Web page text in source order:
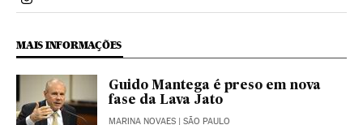
Politica El País Brasil en Instagram
MAIS INFORMAÇÕES
Guido Mantega é preso em nova
fase da Lava Jato
MARINA NOVAES | SÃO PAULO